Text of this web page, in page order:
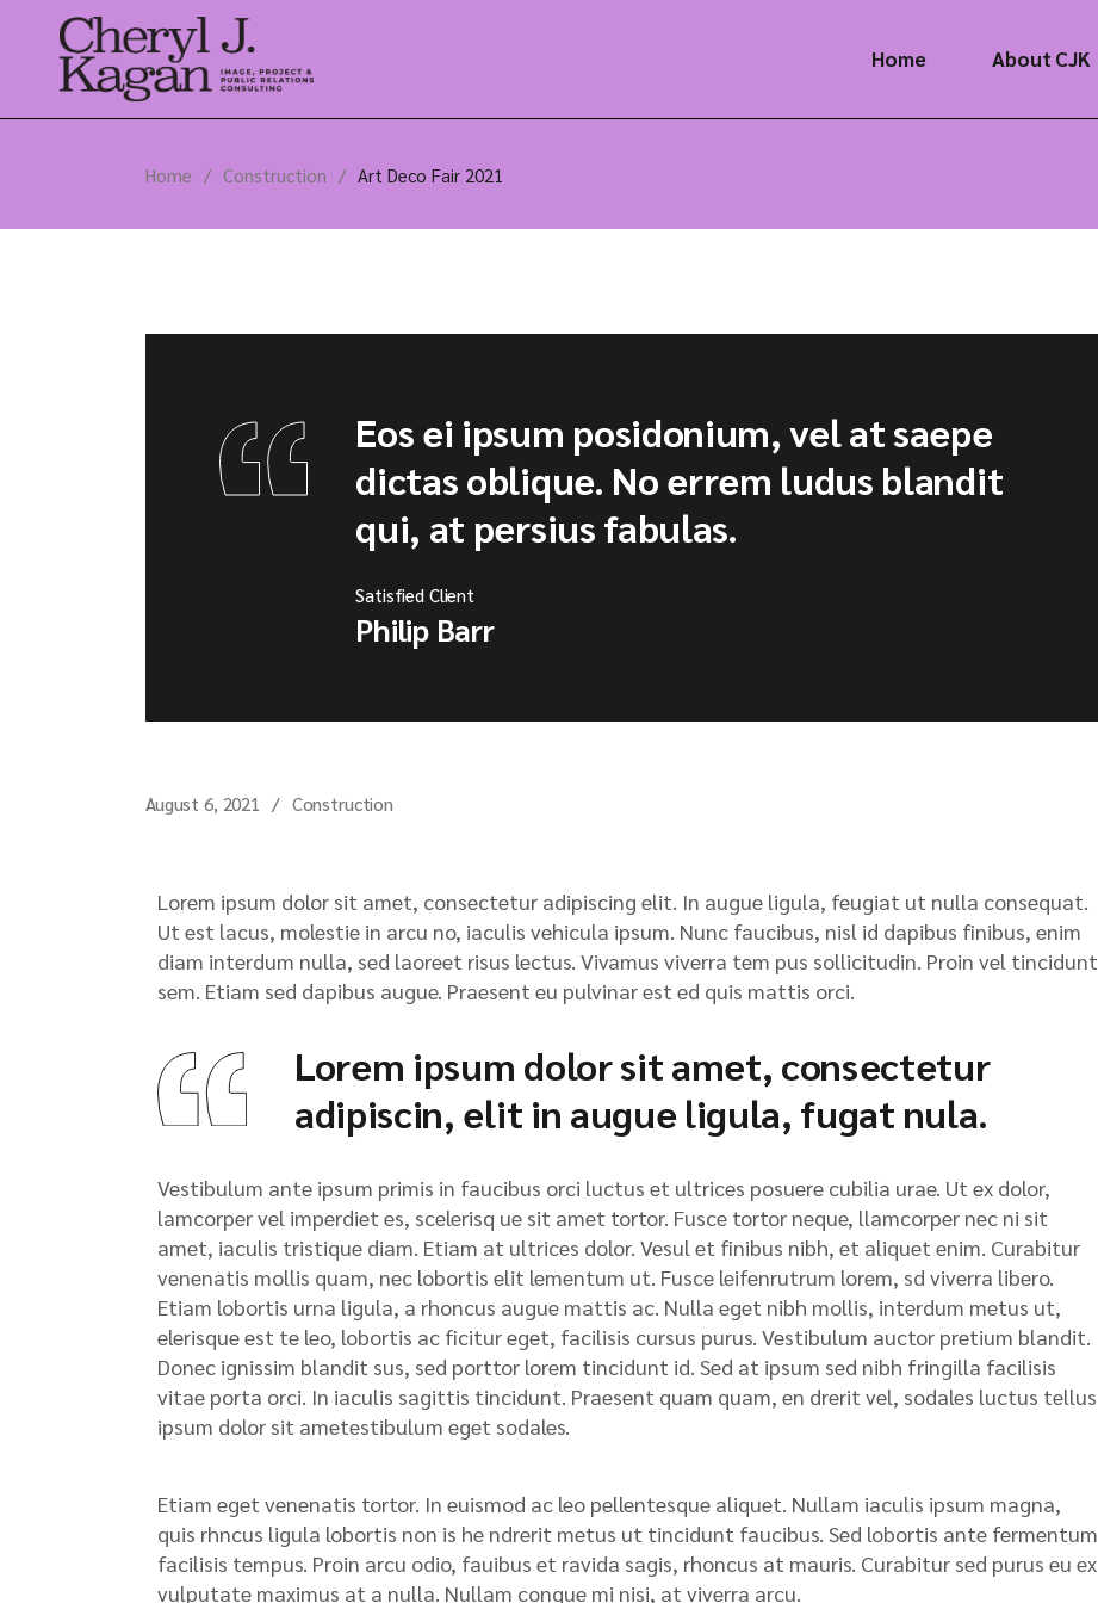
Home About CJK
Home Construction Art Deco Fair 2021
Eos ei ipsum posidonium, vel at saepe
dictas oblique. No errem ludus blandit
qui, at persius fabulas.
Satisfied Client
Philip Barr
August 6, 2021 Construction
Lorem ipsum dolor sit amet, consectetur adipiscing elit. In augue ligula, feugiat ut nulla consequat.
Ut est lacus, molestie in arcu no, iaculis vehicula ipsum. Nunc faucibus, nisl id dapibus finibus, enim
diam interdum nulla, sed laoreet risus lectus. Vivamus viverra tem pus sollicitudin. Proin vel tincidunt
sem. Etiam sed dapibus augue. Praesent eu pulvinar est ed quis mattis orci.
Lorem ipsum dolor sit amet, consectetur
adipiscin, elit in augue ligula, fugat nula.
Vestibulum ante ipsum primis in faucibus orci luctus et ultrices posuere cubilia urae. Ut ex dolor,
lamcorper vel imperdiet es, scelerisq ue sit amet tortor. Fusce tortor neque, llamcorper nec ni sit
amet, iaculis tristique diam. Etiam at ultrices dolor. Vesul et finibus nibh, et aliquet enim. Curabitur
venenatis mollis quam, nec lobortis elit lementum ut. Fusce leifenrutrum lorem, sd viverra libero.
Etiam lobortis urna ligula, a rhoncus augue mattis ac. Nulla eget nibh mollis, interdum metus ut,
elerisque est te leo, lobortis ac ficitur eget, facilisis cursus purus. Vestibulum auctor pretium blandit.
Donec ignissim blandit sus, sed porttor lorem tincidunt id. Sed at ipsum sed nibh fringilla facilisis
vitae porta orci. In iaculis sagittis tincidunt. Praesent quam quam, en drerit vel, sodales luctus tellus
ipsum dolor sit ametestibulum eget sodales.
Etiam eget venenatis tortor. In euismod ac leo pellentesque aliquet. Nullam iaculis ipsum magna,
quis rhncus ligula lobortis non is he ndrerit metus ut tincidunt faucibus. Sed lobortis ante fermentum
facilisis tempus. Proin arcu odio, fauibus et ravida sagis, rhoncus at mauris. Curabitur sed purus eu ex
vulputate maximus at a nulla. Nullam congue mi nisi, at viverra arcu.